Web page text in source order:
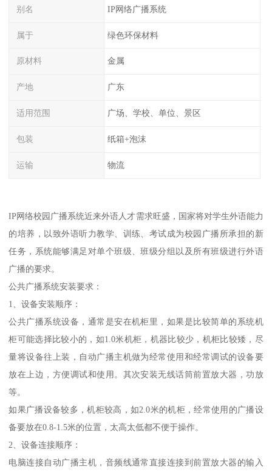
别名 IP网络广播系统
属于 绿色环保材料
原材料 金属
产地 广东
适用范围 广场、学校、单位、景区
包装 纸箱+泡沫
运输 物流
IP网络校园广播系统近来外语人才需求旺盛，国家将对学生外语能力
的培养，以致外语听力教学、训练、考试成为校园广播所承担的新
任务，系统能够满足对单个班级、班级分组以及所有班级进行外语
广播的要求。
公共广播系统安装要求：
1、设备安装顺序：
公共广播系统设备，通常是安在机柜里，如果是比较简单的系统机
柜可能选择比较小的，如1.0米机柜，机器比较少，机柜比较矮，尽
量将设备往上装，自动广播主机做为经常使用和经常调试的设备要
放在上边，方便调试和使用。其次安装无线话筒前置放大器，功放
等。
如果广播设备较多，机柜较高，如2.0米的机柜，经常使用的广播设
备要放在0.8-1.5米的位置，太高太低都不便于操作。
2、设备连接顺序：
电脑连接自动广播主机，音频线通常直接连接到前置放大器的输入